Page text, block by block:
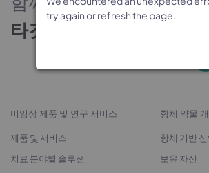
타깃 발굴에서 치료제 개
비임상 제품 및 연구 서비스
제품 및 서비스
치료 분야별 솔루션
항체 약물
항체 기반
보유 자산
try again or refresh the page.
try again or refresh the page.
try again or refresh the page.
try again or refresh the page.